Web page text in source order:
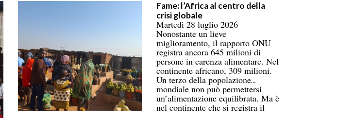
Fame: l’Africa al centro della
crisi globale
Martedì 28 luglio 2026
Nonostante un lieve
miglioramento, il rapporto ONU
registra ancora 645 milioni di
persone in carenza alimentare. Nel
continente africano, 309 milioni.
Un terzo della popolazione
mondiale non può permettersi
un’alimentazione equilibrata. Ma è
nel continente che si registra il